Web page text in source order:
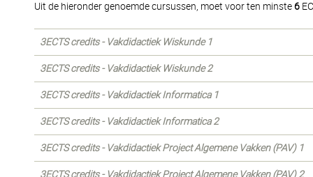
Uit de hieronder genoemde cursussen, moet voor ten minste6
3ECTS credits - Vakdidactiek Wiskunde 1
3ECTS credits - Vakdidactiek Wiskunde 2
3ECTS credits - Vakdidactiek Informatica 1
3ECTS credits - Vakdidactiek Informatica 2
3ECTS credits - Vakdidactiek Project Algemene Vakken (PAV) 1
3ECTS credits - Vakdidactiek Project Algemene Vakken (PAV) 2